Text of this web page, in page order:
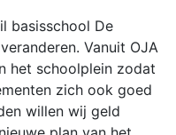
basisschool De
Vanuit OJA
het schoolplein zodat
zich ook goed
willen wij geld